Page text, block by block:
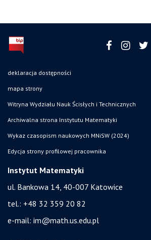
deklaracja dostępności
mapa strony
Witryna Wydziału Nauk Ścisłych i Technicznych
Archiwalna strona Instytutu Matematyki
Wykaz czasopism naukowych MNiSW (2024)
Edycja strony profilowej pracownika
Instytut Matematyki
ul. Bankowa 14, 40-007 Katowice
tel.: +48 32 359 20 82
e-mail: im@math.us.edu.pl